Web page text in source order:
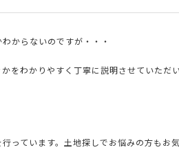
からないのですが・・・
をわかりやすく丁寧に説明させていただ
っています。 土地探しでお悩みの方もお